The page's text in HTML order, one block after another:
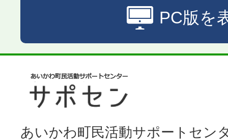
PC版を
あいかわ町民活動サポートセン